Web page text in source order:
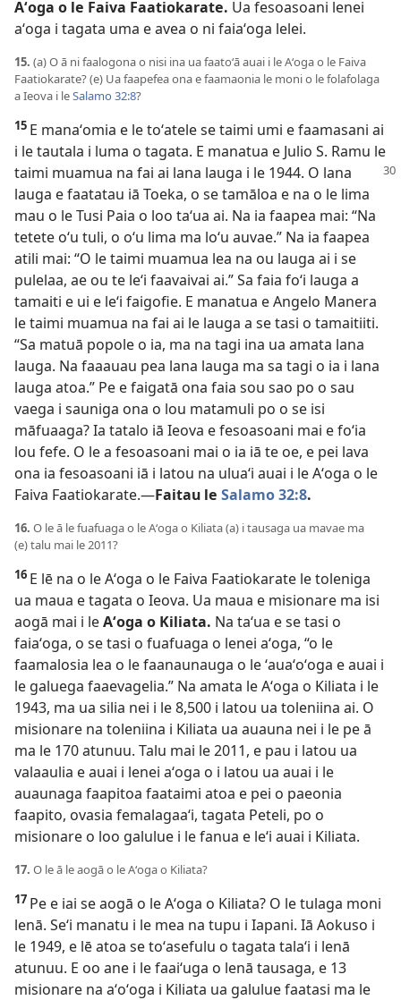
Aʻoga o le Faiva Faatiokarate. Ua fesoasoani lenei
aʻoga i tagata uma e avea o ni faiaʻoga lelei.
15. (a) O ā ni faalogona o nisi ina ua faatoʻā auai i le Aʻoga o le Faiva
Faatiokarate? (e) Ua faapefea ona e faamaonia le moni o le folafolaga
a Ieova i leSalamo 32:8?
15 E manaʻomia e le toʻatele se taimi umi e faamasani ai
i le tautala i luma o tagata. E manatua e Julio S. Ramu le
taimi muamua na fai ai lana lauga i le 1944. O lana
lauga e faatatau iā Toeka, o se tamāloa e na o le lima
mau o le Tusi Paia o loo taʻua ai. Na ia faapea mai: “Na
tetete oʻu tuli, o oʻu lima ma loʻu auvae.” Na ia faapea
atili mai: “O le taimi muamua lea na ou lauga ai i se
pulelaa, ae ou te leʻi faavaivai ai.” Sa faia foʻi lauga a
tamaiti e ui e leʻi faigofie. E manatua e Angelo Manera
le taimi muamua na fai ai le lauga a se tasi o tamaitiiti.
“Sa matuā popole o ia, ma na tagi ina ua amata lana
lauga. Na faaauau pea lana lauga ma sa tagi o ia i lana
lauga atoa.” Pe e faigatā ona faia sou sao po o sau
vaega i sauniga ona o lou matamuli po o se isi
māfuaaga? Ia tatalo iā Ieova e fesoasoani mai e foʻia
lou fefe. O le a fesoasoani mai o ia iā te oe, e pei lava
ona ia fesoasoani iā i latou na uluaʻi auai i le Aʻoga o le
Faiva Faatiokarate.—Faitau le Salamo 32:8.
16. O le ā le fuafuaga o le Aʻoga o Kiliata (a) i tausaga ua mavae ma
(e) talu mai le 2011?
16 E lē na o le Aʻoga o le Faiva Faatiokarate le toleniga
ua maua e tagata o Ieova. Ua maua e misionare ma isi
aogā mai i leAʻoga o Kiliata. Na taʻua e se tasi o
faiaʻoga, o se tasi o fuafuaga o lenei aʻoga, “o le
faamalosia lea o le faanaunauga o le ʻauaʻoʻoga e auai i
le galuega faaevagelia.” Na amata le Aʻoga o Kiliata i le
1943, ma ua silia nei i le 8,500 i latou ua toleniina ai. O
misionare na toleniina i Kiliata ua auauna nei i le pe ā
ma le 170 atunuu. Talu mai le 2011, e pau i latou ua
valaaulia e auai i lenei aʻoga o i latou ua auai i le
auaunaga faapitoa faataimi atoa e pei o paeonia
faapito, ovasia femalagaaʻi, tagata Peteli, po o
misionare o loo galulue i le fanua e leʻi auai i Kiliata.
17. O le ā le aogā o le Aʻoga o Kiliata?
17 Pe e iai se aogā o le Aʻoga o Kiliata? O le tulaga moni
lenā. Seʻi manatu i le mea na tupu i Iapani. Iā Aokuso i
le 1949, e lē atoa se toʻasefulu o tagata talaʻi i lenā
atunuu. E oo ane i le faaiʻuga o lenā tausaga, e 13
misionare na aʻoʻoga i Kiliata ua galulue faatasi ma le